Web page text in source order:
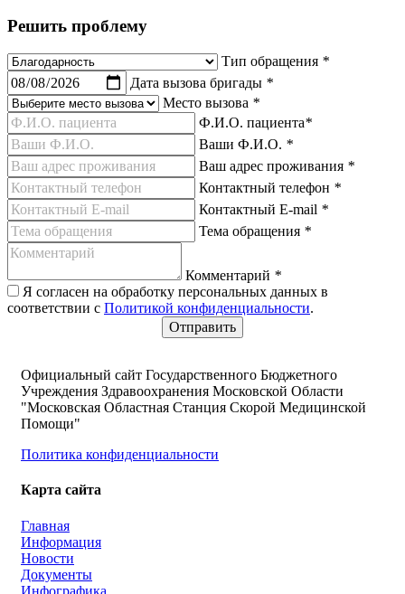
Решить проблему
Тип обращения *
Дата вызова бригады *
Место вызова *
Ф.И.О. пациента*
Ваши Ф.И.О. *
Ваш адрес проживания *
Контактный телефон *
Контактный E-mail *
Тема обращения *
Комментарий *
Я согласен на обработку персональных данных в
соответствии с Политикой конфиденциальности.
Официальный сайт Государственного Бюджетного
Учреждения Здравоохранения Московской Области
"Московская Областная Станция Скорой Медицинской
Помощи"
Политика конфиденциальности
Карта сайта
Главная
Информация
Новости
Документы
Инфографика